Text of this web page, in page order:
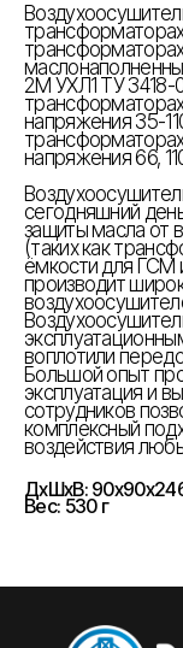
2М УХЛ1 ТУ 3418-
напряжения 35-
напряжения 66,
сегодняшний
защиты масла от
(таких как
ёмкости для ГСМ
производит
воплотили
Большой опыт
эксплуатация и
сотрудников
комплексный
воздействия
ДxШxВ:
Вес: 530 г